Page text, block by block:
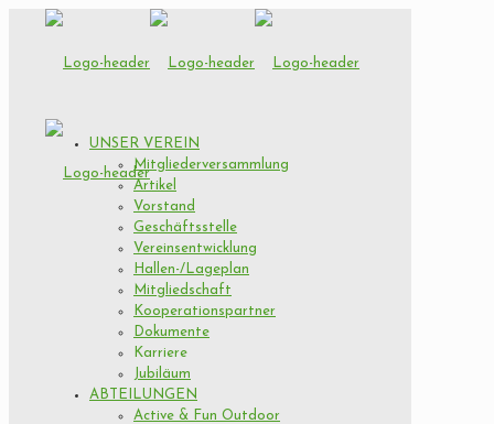
UNSER VEREIN
Mitgliederversammlung
Artikel
Vorstand
Geschäftsstelle
Vereinsentwicklung
Hallen-/Lageplan
Mitgliedschaft
Kooperationspartner
Dokumente
Karriere
Jubiläum
ABTEILUNGEN
Active & Fun Outdoor